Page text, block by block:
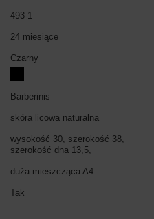
493-1
24 miesiące
Czarny
Barberinis
skóra licowa naturalna
wysokość 30, szerokość 38,
szerokość dna 13,5,
duża mieszcząca A4
Tak